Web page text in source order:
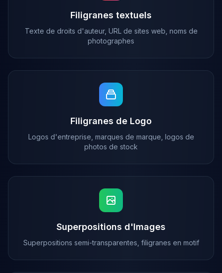
Filigranes textuels
Texte de droits d'auteur, URL de sites web, noms de
photographes
Filigranes de Logo
Logos d'entreprise, marques de marque, logos de
photos de stock
Superpositions d'Images
Superpositions semi-transparentes, filigranes en motif